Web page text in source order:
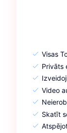
Visas
Privāts
Video
Skatīt